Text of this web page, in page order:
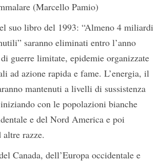
(Marcello Pamio)
suo libro del 1993: “Almeno 4 miliardi
saranno eliminati entro l’anno
guerre limitate, epidemie organizzate
ad azione rapida e fame. L’energia, il
mantenuti a livelli di sussistenza
con le popolazioni bianche
e del Nord America e poi
razze.
Canada, dell’Europa occidentale e